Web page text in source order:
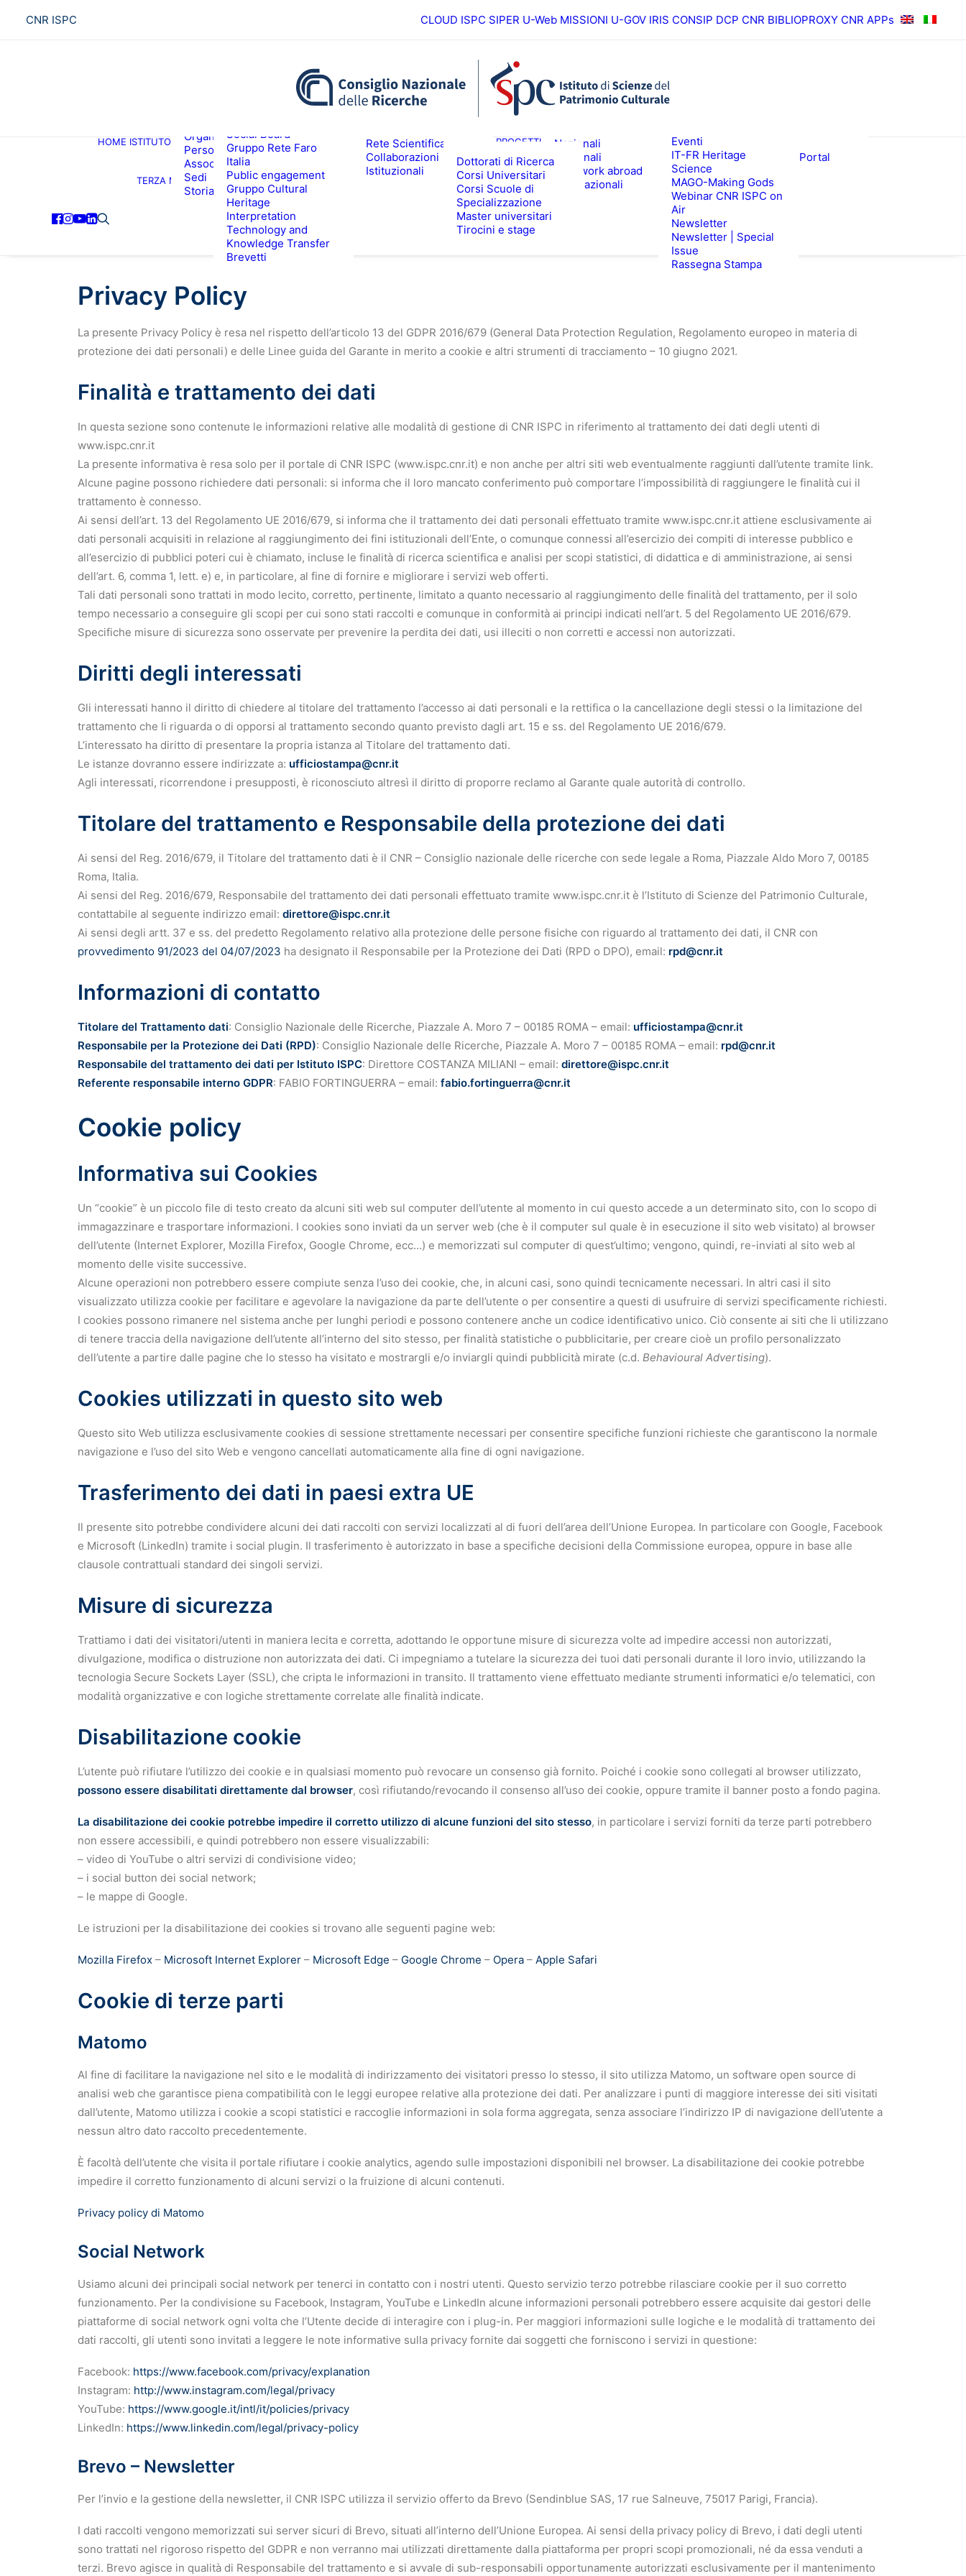
CNR ISPC CLOUD ISPC SIPER U-Web MISSIONI U-GOV IRIS CONSIP DCP CNR BIBLIOPROXY CNR APPs
HOME ISTITUTO
Organigramma
Personale
Associati ISPC
Sedi
Storia
Rete Scientifica
Collaborazioni
Istituzionali
PROGETTI
Nazionali
Regionali
Fieldwork abroad
Internazionali
RISULTATI
ISPC Open Portal
TERZA MISSIONE
Social Board
Gruppo Rete Faro
Italia
Public engagement
Gruppo Cultural
Heritage
Interpretation
Technology and
Knowledge Transfer
Brevetti
Dottorati di Ricerca
Corsi Universitari
Corsi Scuole di
Specializzazione
Master universitari
Tirocini e stage
EVENTI & NEWS
Eventi
IT-FR Heritage
Science
MAGO-Making Gods
Webinar CNR ISPC on
Air
Newsletter
Newsletter | Special
Issue
Rassegna Stampa
Privacy Policy
La presente Privacy Policy è resa nel rispetto dell’articolo 13 del GDPR 2016/679 (General Data Protection Regulation, Regolamento europeo in materia di
protezione dei dati personali) e delle Linee guida del Garante in merito a cookie e altri strumenti di tracciamento – 10 giugno 2021.
Finalità e trattamento dei dati
In questa sezione sono contenute le informazioni relative alle modalità di gestione di CNR ISPC in riferimento al trattamento dei dati degli utenti di
www.ispc.cnr.it
La presente informativa è resa solo per il portale di CNR ISPC (www.ispc.cnr.it) e non anche per altri siti web eventualmente raggiunti dall’utente tramite link.
Alcune pagine possono richiedere dati personali: si informa che il loro mancato conferimento può comportare l’impossibilità di raggiungere le finalità cui il
trattamento è connesso.
Ai sensi dell’art. 13 del Regolamento UE 2016/679, si informa che il trattamento dei dati personali effettuato tramite www.ispc.cnr.it attiene esclusivamente ai
dati personali acquisiti in relazione al raggiungimento dei fini istituzionali dell’Ente, o comunque connessi all’esercizio dei compiti di interesse pubblico e
all’esercizio di pubblici poteri cui è chiamato, incluse le finalità di ricerca scientifica e analisi per scopi statistici, di didattica e di amministrazione, ai sensi
dell’art. 6, comma 1, lett. e) e, in particolare, al fine di fornire e migliorare i servizi web offerti.
Tali dati personali sono trattati in modo lecito, corretto, pertinente, limitato a quanto necessario al raggiungimento delle finalità del trattamento, per il solo
tempo necessario a conseguire gli scopi per cui sono stati raccolti e comunque in conformità ai principi indicati nell’art. 5 del Regolamento UE 2016/679.
Specifiche misure di sicurezza sono osservate per prevenire la perdita dei dati, usi illeciti o non corretti e accessi non autorizzati.
Diritti degli interessati
Gli interessati hanno il diritto di chiedere al titolare del trattamento l’accesso ai dati personali e la rettifica o la cancellazione degli stessi o la limitazione del
trattamento che li riguarda o di opporsi al trattamento secondo quanto previsto dagli art. 15 e ss. del Regolamento UE 2016/679.
L’interessato ha diritto di presentare la propria istanza al Titolare del trattamento dati.
Le istanze dovranno essere indirizzate a: ufficiostampa@cnr.it
Agli interessati, ricorrendone i presupposti, è riconosciuto altresì il diritto di proporre reclamo al Garante quale autorità di controllo.
Titolare del trattamento e Responsabile della protezione dei dati
Ai sensi del Reg. 2016/679, il Titolare del trattamento dati è il CNR – Consiglio nazionale delle ricerche con sede legale a Roma, Piazzale Aldo Moro 7, 00185
Roma, Italia.
Ai sensi del Reg. 2016/679, Responsabile del trattamento dei dati personali effettuato tramite www.ispc.cnr.it è l’Istituto di Scienze del Patrimonio Culturale,
contattabile al seguente indirizzo email: direttore@ispc.cnr.it
Ai sensi degli artt. 37 e ss. del predetto Regolamento relativo alla protezione delle persone fisiche con riguardo al trattamento dei dati, il CNR con
provvedimento 91/2023 del 04/07/2023 ha designato il Responsabile per la Protezione dei Dati (RPD o DPO), email: rpd@cnr.it
Informazioni di contatto
Titolare del Trattamento dati: Consiglio Nazionale delle Ricerche, Piazzale A. Moro 7 – 00185 ROMA – email: ufficiostampa@cnr.it
Responsabile per la Protezione dei Dati (RPD): Consiglio Nazionale delle Ricerche, Piazzale A. Moro 7 – 00185 ROMA – email: rpd@cnr.it
Responsabile del trattamento dei dati per Istituto ISPC: Direttore COSTANZA MILIANI – email: direttore@ispc.cnr.it
Referente responsabile interno GDPR: FABIO FORTINGUERRA – email: fabio.fortinguerra@cnr.it
Cookie policy
Informativa sui Cookies
Un “cookie” è un piccolo file di testo creato da alcuni siti web sul computer dell’utente al momento in cui questo accede a un determinato sito, con lo scopo di
immagazzinare e trasportare informazioni. I cookies sono inviati da un server web (che è il computer sul quale è in esecuzione il sito web visitato) al browser
dell’utente (Internet Explorer, Mozilla Firefox, Google Chrome, ecc…) e memorizzati sul computer di quest’ultimo; vengono, quindi, re-inviati al sito web al
momento delle visite successive.
Alcune operazioni non potrebbero essere compiute senza l’uso dei cookie, che, in alcuni casi, sono quindi tecnicamente necessari. In altri casi il sito
visualizzato utilizza cookie per facilitare e agevolare la navigazione da parte dell’utente o per consentire a questi di usufruire di servizi specificamente richiesti.
I cookies possono rimanere nel sistema anche per lunghi periodi e possono contenere anche un codice identificativo unico. Ciò consente ai siti che li utilizzano
di tenere traccia della navigazione dell’utente all’interno del sito stesso, per finalità statistiche o pubblicitarie, per creare cioè un profilo personalizzato
dell’utente a partire dalle pagine che lo stesso ha visitato e mostrargli e/o inviargli quindi pubblicità mirate (c.d. Behavioural Advertising).
Cookies utilizzati in questo sito web
Questo sito Web utilizza esclusivamente cookies di sessione strettamente necessari per consentire specifiche funzioni richieste che garantiscono la normale
navigazione e l’uso del sito Web e vengono cancellati automaticamente alla fine di ogni navigazione.
Trasferimento dei dati in paesi extra UE
Il presente sito potrebbe condividere alcuni dei dati raccolti con servizi localizzati al di fuori dell’area dell’Unione Europea. In particolare con Google, Facebook
e Microsoft (LinkedIn) tramite i social plugin. Il trasferimento è autorizzato in base a specifiche decisioni della Commissione europea, oppure in base alle
clausole contrattuali standard dei singoli servizi.
Misure di sicurezza
Trattiamo i dati dei visitatori/utenti in maniera lecita e corretta, adottando le opportune misure di sicurezza volte ad impedire accessi non autorizzati,
divulgazione, modifica o distruzione non autorizzata dei dati. Ci impegniamo a tutelare la sicurezza dei tuoi dati personali durante il loro invio, utilizzando la
tecnologia Secure Sockets Layer (SSL), che cripta le informazioni in transito. Il trattamento viene effettuato mediante strumenti informatici e/o telematici, con
modalità organizzative e con logiche strettamente correlate alle finalità indicate.
Disabilitazione cookie
L’utente può rifiutare l’utilizzo dei cookie e in qualsiasi momento può revocare un consenso già fornito. Poiché i cookie sono collegati al browser utilizzato,
possono essere disabilitati direttamente dal browser, così rifiutando/revocando il consenso all’uso dei cookie, oppure tramite il banner posto a fondo pagina.
La disabilitazione dei cookie potrebbe impedire il corretto utilizzo di alcune funzioni del sito stesso, in particolare i servizi forniti da terze parti potrebbero
non essere accessibili, e quindi potrebbero non essere visualizzabili:
– video di YouTube o altri servizi di condivisione video;
– i social button dei social network;
– le mappe di Google.
Le istruzioni per la disabilitazione dei cookies si trovano alle seguenti pagine web:
Mozilla Firefox – Microsoft Internet Explorer – Microsoft Edge – Google Chrome – Opera – Apple Safari
Cookie di terze parti
Matomo
Al fine di facilitare la navigazione nel sito e le modalità di indirizzamento dei visitatori presso lo stesso, il sito utilizza Matomo, un software open source di
analisi web che garantisce piena compatibilità con le leggi europee relative alla protezione dei dati. Per analizzare i punti di maggiore interesse dei siti visitati
dall’utente, Matomo utilizza i cookie a scopi statistici e raccoglie informazioni in sola forma aggregata, senza associare l’indirizzo IP di navigazione dell’utente a
nessun altro dato raccolto precedentemente.
È facoltà dell’utente che visita il portale rifiutare i cookie analytics, agendo sulle impostazioni disponibili nel browser. La disabilitazione dei cookie potrebbe
impedire il corretto funzionamento di alcuni servizi o la fruizione di alcuni contenuti.
Privacy policy di Matomo
Social Network
Usiamo alcuni dei principali social network per tenerci in contatto con i nostri utenti. Questo servizio terzo potrebbe rilasciare cookie per il suo corretto
funzionamento. Per la condivisione su Facebook, Instagram, YouTube e LinkedIn alcune informazioni personali potrebbero essere acquisite dai gestori delle
piattaforme di social network ogni volta che l’Utente decide di interagire con i plug-in. Per maggiori informazioni sulle logiche e le modalità di trattamento dei
dati raccolti, gli utenti sono invitati a leggere le note informative sulla privacy fornite dai soggetti che forniscono i servizi in questione:
Facebook: https://www.facebook.com/privacy/explanation
Instagram: http://www.instagram.com/legal/privacy
YouTube: https://www.google.it/intl/it/policies/privacy
LinkedIn: https://www.linkedin.com/legal/privacy-policy
Brevo – Newsletter
Per l’invio e la gestione della newsletter, il CNR ISPC utilizza il servizio offerto da Brevo (Sendinblue SAS, 17 rue Salneuve, 75017 Parigi, Francia).
I dati raccolti vengono memorizzati sui server sicuri di Brevo, situati all’interno dell’Unione Europea. Ai sensi della privacy policy di Brevo, i dati degli utenti
sono trattati nel rigoroso rispetto del GDPR e non verranno mai utilizzati direttamente dalla piattaforma per propri scopi promozionali, né da essa venduti a
terzi. Brevo agisce in qualità di Responsabile del trattamento e si avvale di sub-responsabili opportunamente autorizzati esclusivamente per il mantenimento